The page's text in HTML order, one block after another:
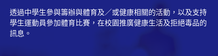
透過中學生參與籌辦與體育及／或健康相關的活動，以及支持
學生運動員參加體育比賽，在校園推廣健康生活及拒絕毒品的
訊息。